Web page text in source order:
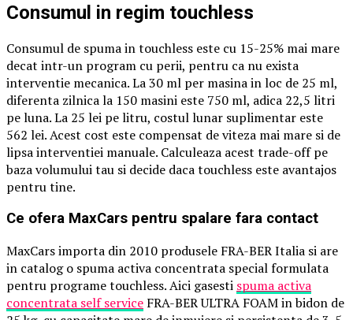
Consumul in regim touchless
Consumul de spuma in touchless este cu 15-25% mai mare
decat intr-un program cu perii, pentru ca nu exista
interventie mecanica. La 30 ml per masina in loc de 25 ml,
diferenta zilnica la 150 masini este 750 ml, adica 22,5 litri
pe luna. La 25 lei pe litru, costul lunar suplimentar este
562 lei. Acest cost este compensat de viteza mai mare si de
lipsa interventiei manuale. Calculeaza acest trade-off pe
baza volumului tau si decide daca touchless este avantajos
pentru tine.
Ce ofera MaxCars pentru spalare fara contact
MaxCars importa din 2010 produsele FRA-BER Italia si are
in catalog o spuma activa concentrata special formulata
pentru programe touchless. Aici gasesti spuma activa
concentrata self service FRA-BER ULTRA FOAM in bidon de